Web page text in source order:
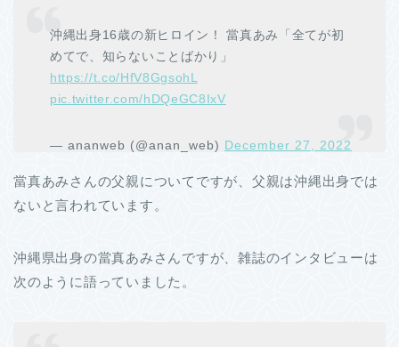
沖縄出身16歳の新ヒロイン！ 當真あみ「全てが初
めてで、知らないことばかり」
https://t.co/HfV8GgsohL
pic.twitter.com/hDQeGC8IxV
— ananweb (@anan_web) December 27, 2022
當真あみさんの父親についてですが、父親は沖縄出身では
ないと言われています。
沖縄県出身の當真あみさんですが、雑誌のインタビューは
次のように語っていました。